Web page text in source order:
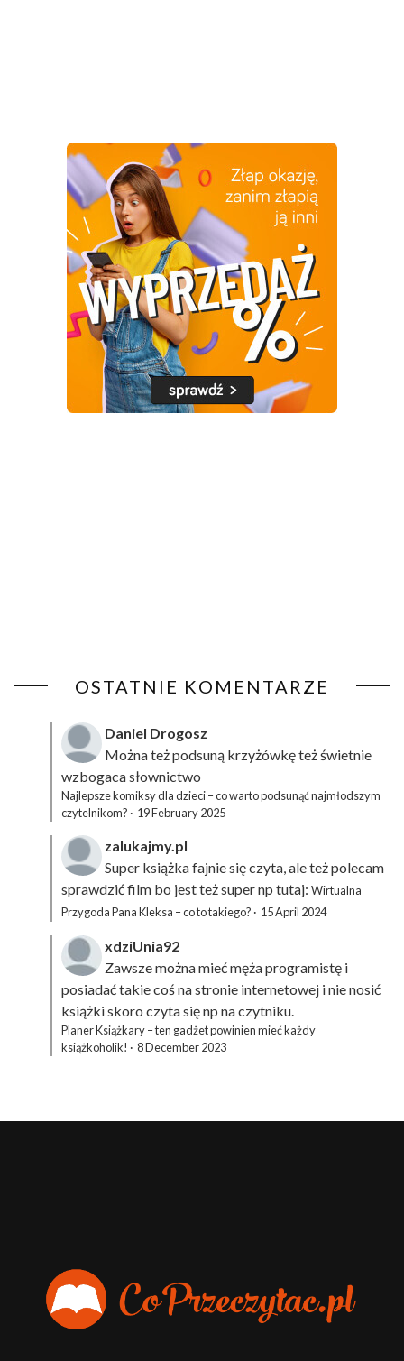
OSTATNIE KOMENTARZE
Daniel Drogosz
Można też podsuną krzyżówkęteż świetnie
wzbogaca słownictwo
Najlepsze komiksy dla dzieci – co warto podsunąć najmłodszym
czytelnikom? · 19 February 2025
zalukajmy.pl
Super książka fajnie się czyta, ale też polecam
sprawdzić film bo jest też super np tutaj: Wirtualna
Przygoda Pana Kleksa – co to takiego? · 15 April 2024
xdziUnia92
Zawsze można mieć męża programistę i
posiadać takie coś na stronie internetowej i nie nosić
książki skoro czyta się np na czytniku.
Planer Książkary – ten gadżet powinien mieć każdy
książkoholik! · 8 December 2023